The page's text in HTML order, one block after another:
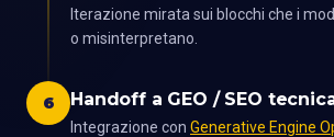
Iterazione mirata sui blocchi che i
o misinterpretano.
6 Handoff a GEO / SEO
Integrazione con Generative Engine